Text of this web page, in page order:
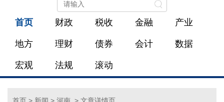
首页 财政 税收 金融 产业
地方 理财 债券 会计 数据
宏观 法规 滚动